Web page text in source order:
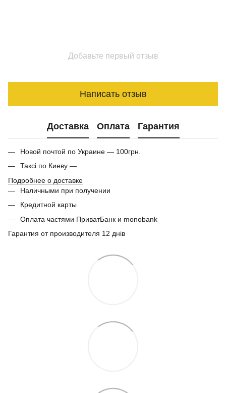
Добавьте первый отзыв
Написать отзыв
Доставка Оплата Гарантия
Новой почтой по Украине — 100грн.
Таксі по Киеву —
Подробнее о доставке
Наличными при получении
Кредитной карты
Оплата частями ПриватБанк и monobank
Гарантия от производителя 12 днів